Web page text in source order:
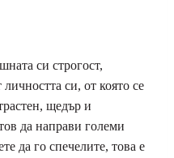
си строгост,
си, от която се
щедър и
да направи големи
да го спечелите, това е